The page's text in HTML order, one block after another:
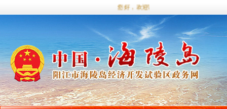
您好，欢迎访问海陵试验区政务网站！